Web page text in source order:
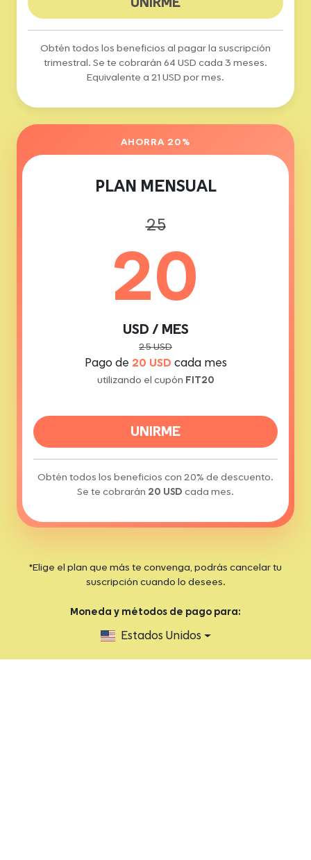
UNIRME
Obtén todos los beneficios al pagar la suscripción
trimestral. Se te cobrarán 64 USD cada 3 meses.
Equivalente a 21 USD por mes.
AHORRA 20%
PLAN MENSUAL
25
20
USD / MES
25 USD
Pago de 20 USD cada mes
utilizando el cupón FIT20
UNIRME
Obtén todos los beneficios con 20% de descuento.
Se te cobrarán 20 USD cada mes.
*Elige el plan que más te convenga, podrás cancelar tu
suscripción cuando lo desees.
Moneda y métodos de pago para:
Estados Unidos